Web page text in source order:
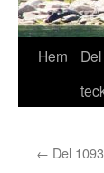
Hoppa
Hem
← Del